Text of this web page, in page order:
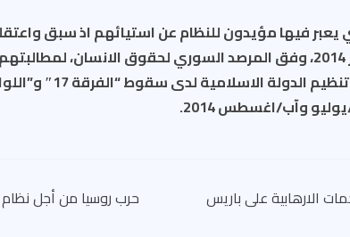
يعبر فيها مؤيدون للنظام عن استيائهم اذ سبق
منهم في ايلول/سبتمبر 2014، وفق المرصد السوري لحقوق الانسان،
وآب/اغسطس 2014.
حرب روسيا من أجل نظام